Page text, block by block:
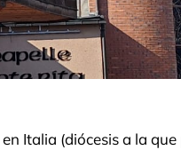
Italia (diócesis a la